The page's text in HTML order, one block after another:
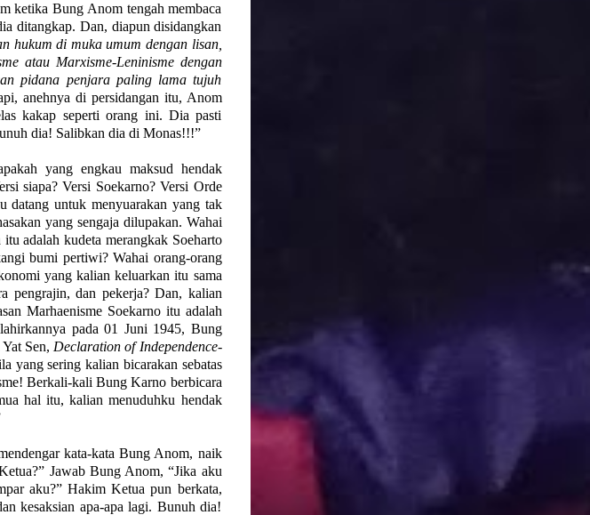
ketika Bung Anom tengah membaca
ditangkap. Dan, diapun disidangkan
hukum di muka umum dengan lisan,
atau Marxisme-Leninisme dengan
pidana penjara paling lama tujuh
anehnya di persidangan itu, Anom
kakap seperti orang ini. Dia pasti
dia! Salibkan dia di Monas!!!”
yang engkau maksud hendak
siapa? Versi Soekarno? Versi Orde
datang untuk menyuarakan yang tak
yang sengaja dilupakan. Wahai
adalah kudeta merangkak Soeharto
bumi pertiwi? Wahai orang-orang
yang kalian keluarkan itu sama
pengrajin, dan pekerja? Dan, kalian
Marhaenisme Soekarno itu adalah
pada 01 Juni 1945, Bung
Sen, Declaration of Independence-
yang sering kalian bicarakan sebatas
Berkali-kali Bung Karno berbicara
hal itu, kalian menuduhku hendak
kata-kata Bung Anom, naik
Jawab Bung Anom, “Jika aku
aku?” Hakim Ketua pun berkata,
kesaksian apa-apa lagi. Bunuh dia!